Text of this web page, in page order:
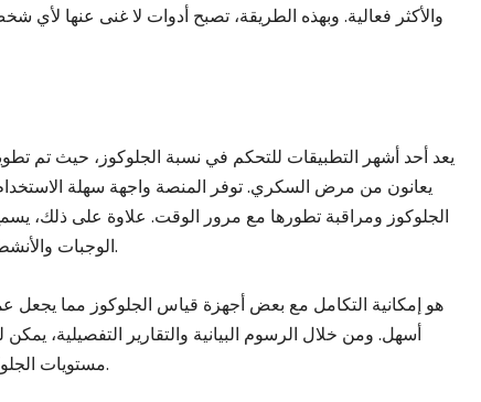
والأكثر فعالية. وبهذه الطريقة، تصبح أدوات لا غنى عنها
يعانون من مرض السكري. توفر المنصة واجهة سهلة
الجلوكوز ومراقبة تطورها مع مرور الوقت. علاوة على ذلك،
الوجبات والأنشطة البدنية، مما يجعل المراقبة أكثر اكتمالا.
أسهل. ومن خلال الرسوم البيانية والتقارير التفصيلية،
مستويات الجلوكوز أعلى أو أقل، مما يتيح تعديلات العلاج.